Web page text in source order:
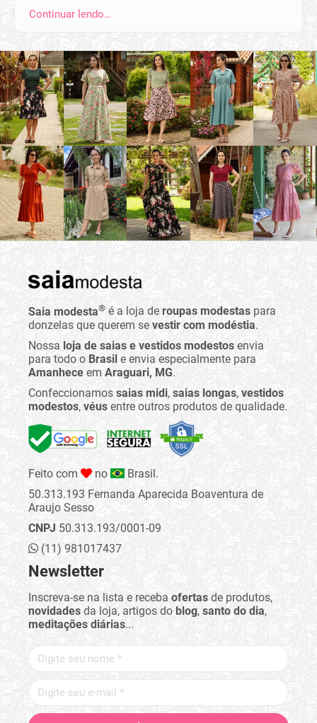
Continuar lendo…
Saia modesta® é a loja de roupas modestas para
donzelas que querem se vestir com modéstia.
Nossa loja de saias e vestidos modestos envia
para todo o Brasil e envia especialmente para
Amanhece em Araguari, MG.
Confeccionamos saias midi, saias longas, vestidos
modestos, véus entre outros produtos de qualidade.
Feito com no
Brasil.
50.313.193 Fernanda Aparecida Boaventura de
Araujo Sesso
CNPJ 50.313.193/0001-09
(11) 981017437
Newsletter
Inscreva-se na lista e receba ofertas de produtos,
novidades da loja, artigos do blog, santo do dia,
meditações diárias...